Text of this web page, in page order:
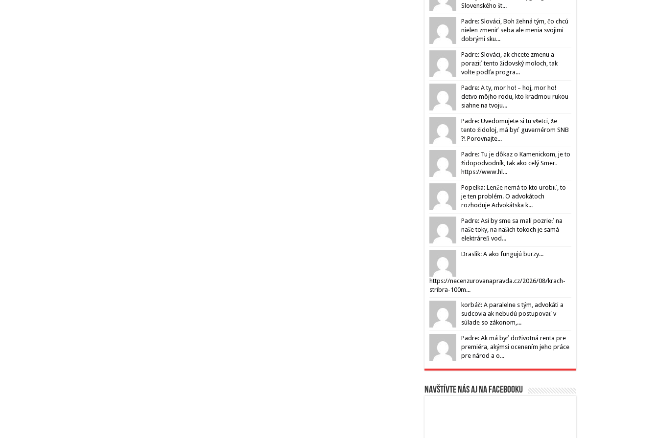
Slovenského št...
Padre: Slováci, Boh žehná tým, čo chcú
nielen zmeniť seba ale menia svojimi
dobrými sku...
Padre: Slováci, ak chcete zmenu a
poraziť tento židovský moloch, tak
volte podľa progra...
Padre: A ty, mor ho! – hoj, mor ho!
detvo môjho rodu, kto kradmou rukou
siahne na tvoju...
Padre: Uvedomujete si tu všetci, že
tento židoloj, má byť guvernérom SNB
?! Porovnajte...
Padre: Tu je dôkaz o Kamenickom, je to
židopodvodník, tak ako celý Smer.
https://www.hl...
Popelka: Lenže nemá to kto urobiť, to
je ten problém. O advokátoch
rozhoduje Advokátska k...
Padre: Asi by sme sa mali pozrieť na
naše toky, na našich tokoch je samá
elektráreň vod...
Draslik: A ako fungujú burzy...
https://necenzurovanapravda.cz/2026/08/krach-
stribra-100m...
korbáč: A paralelne s tým, advokáti a
sudcovia ak nebudú postupovať v
súlade so zákonom,...
Padre: Ak má byť doživotná renta pre
premiéra, akýmsi ocenením jeho práce
pre národ a o...
Navštívte nás aj na Facebooku